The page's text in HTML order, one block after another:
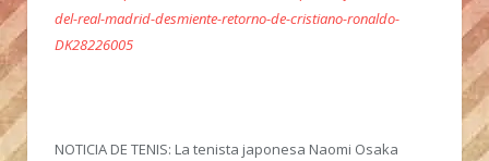
del-real-madrid-desmiente-retorno-de-cristiano-ronaldo-
DK28226005
NOTICIA DE TENIS: La tenista japonesa Naomi Osaka